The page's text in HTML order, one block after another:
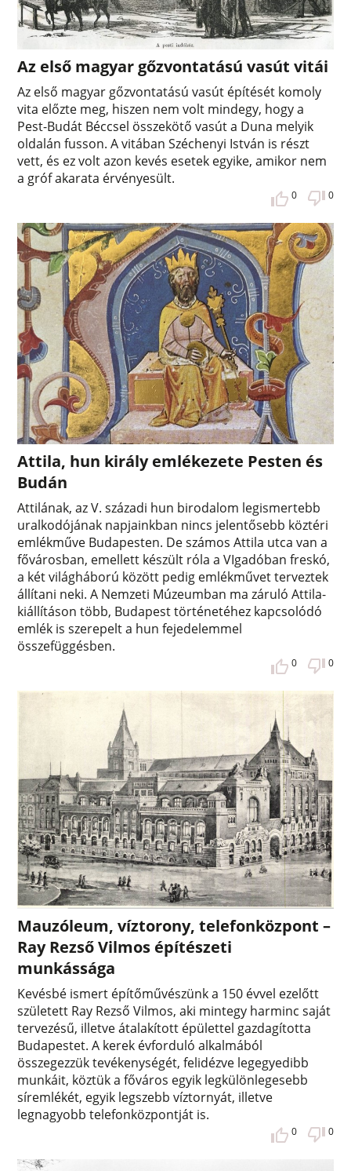
Az első magyar gőzvontatású vasút vitái
Az első magyar gőzvontatású vasút építését komoly
vita előzte meg, hiszen nem volt mindegy, hogy a
Pest-Budát Béccsel összekötő vasút a Duna melyik
oldalán fusson. A vitában Széchenyi István is részt
vett, és ez volt azon kevés esetek egyike, amikor nem
a gróf akarata érvényesült.
0 0
Attila, hun király emlékezete Pesten és
Budán
Attilának, az V. századi hun birodalom legismertebb
uralkodójának napjainkban nincs jelentősebb köztéri
emlékműve Budapesten. De számos Attila utca van a
fővárosban, emellett készült róla a VIgadóban freskó,
a két világháború között pedig emlékművet terveztek
állítani neki. A Nemzeti Múzeumban ma záruló Attila-
kiállításon több, Budapest történetéhez kapcsolódó
emlék is szerepelt a hun fejedelemmel
összefüggésben.
0 0
Mauzóleum, víztorony, telefonközpont –
Ray Rezső Vilmos építészeti
munkássága
Kevésbé ismert építőművészünk a 150 évvel ezelőtt
született Ray Rezső Vilmos, aki mintegy harminc saját
tervezésű, illetve átalakított épülettel gazdagította
Budapestet. A kerek évforduló alkalmából
összegezzük tevékenységét, felidézve legegyedibb
munkáit, köztük a főváros egyik legkülönlegesebb
síremlékét, egyik legszebb víztornyát, illetve
legnagyobb telefonközpontját is.
0 0